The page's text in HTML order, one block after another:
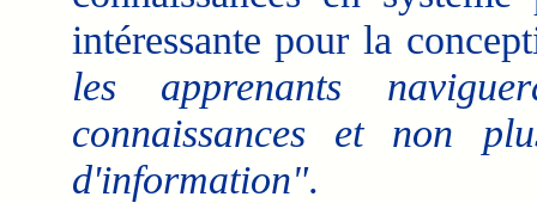
intéressante pour la
les apprenants
connaissances et non
d'information".